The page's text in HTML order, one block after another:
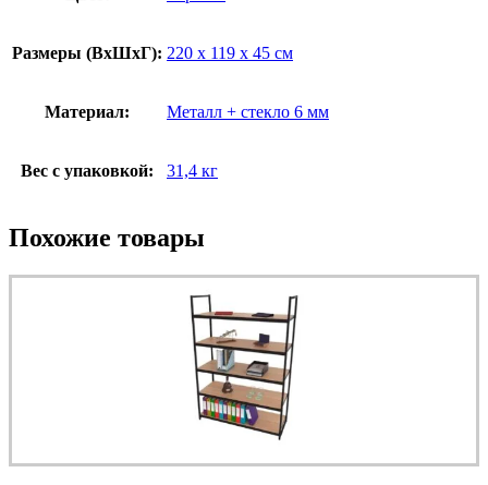
Размеры (ВxШxГ): 220 x 119 x 45 см
Материал: Металл + стекло 6 мм
Вес с упаковкой: 31,4 кг
Похожие товары